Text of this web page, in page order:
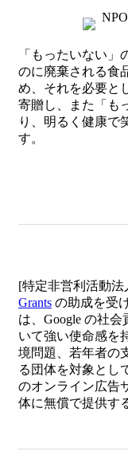
「もったいない
のに廃棄される食
め、それを必要と
寄贈し、また「も
り、明るく健康で
す。
[特定非営利活動
Grants の助成を受
は、Google の社
いて強い使命感を
境問題、若年者の
る団体を対象とし
のオンライン広告
体に無償で提供す